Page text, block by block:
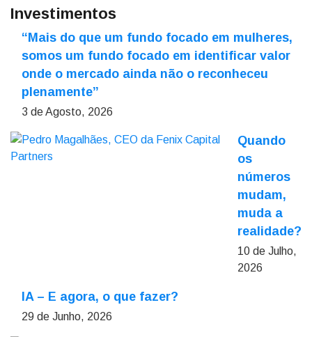
Investimentos
“Mais do que um fundo focado em mulheres,
somos um fundo focado em identificar valor
onde o mercado ainda não o reconheceu
plenamente”
3 de Agosto, 2026
Quando
os
números
mudam,
muda a
realidade?
10 de Julho,
2026
IA – E agora, o que fazer?
29 de Junho, 2026